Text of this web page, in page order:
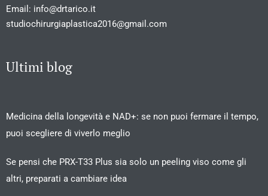
Email: info@drtarico.it
studiochirurgiaplastica2016@gmail.com
Ultimi blog
Medicina della longevità e NAD+: se non puoi fermare il tempo,
puoi scegliere di viverlo meglio
Se pensi che PRX-T33 Plus sia solo un peeling viso come gli
altri, preparati a cambiare idea